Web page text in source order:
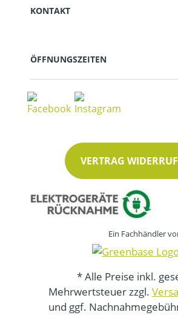
KONTAKT
ÖFFNUNGSZEITEN
VERTRAG
Ein Fachhändler
* Alle Preise inkl.
Mehrwertsteuer zzgl.
und ggf.